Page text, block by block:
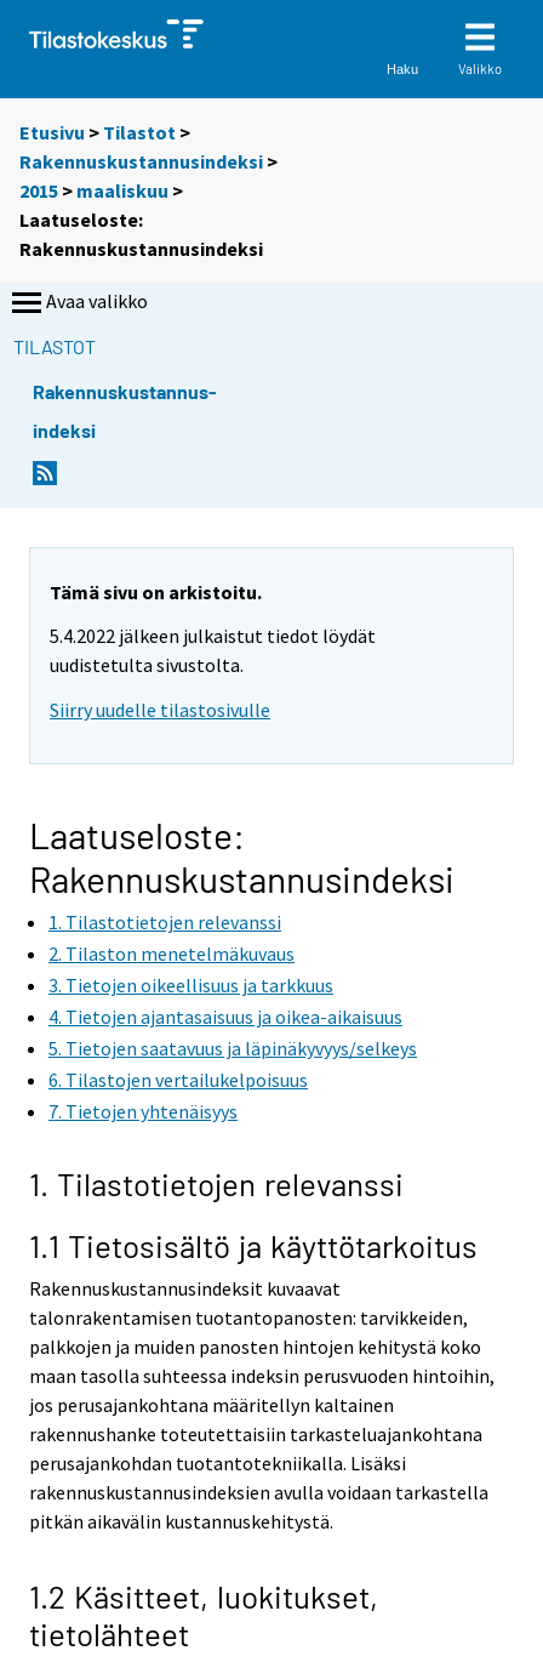
Haku Valikko
Etusivu > Tilastot >
Rakennuskustannusindeksi >
2015 > maaliskuu >
Laatuseloste:
Rakennuskustannusindeksi
Avaa valikko
TILASTOT
Rakennuskustannus-
indeksi
Tämä sivu on arkistoitu.
5.4.2022 jälkeen julkaistut tiedot löydät
uudistetulta sivustolta.
Siirry uudelle tilastosivulle
Laatuseloste:
Rakennuskustannusindeksi
1. Tilastotietojen relevanssi
2. Tilaston menetelmäkuvaus
3. Tietojen oikeellisuus ja tarkkuus
4. Tietojen ajantasaisuus ja oikea-aikaisuus
5. Tietojen saatavuus ja läpinäkyvyys/selkeys
6. Tilastojen vertailukelpoisuus
7. Tietojen yhtenäisyys
1. Tilastotietojen relevanssi
1.1 Tietosisältö ja käyttötarkoitus
Rakennuskustannusindeksit kuvaavat
talonrakentamisen tuotantopanosten: tarvikkeiden,
palkkojen ja muiden panosten hintojen kehitystä koko
maan tasolla suhteessa indeksin perusvuoden hintoihin,
jos perusajankohtana määritellyn kaltainen
rakennushanke toteutettaisiin tarkasteluajankohtana
perusajankohdan tuotantotekniikalla. Lisäksi
rakennuskustannusindeksien avulla voidaan tarkastella
pitkän aikavälin kustannuskehitystä.
1.2 Käsitteet, luokitukset,
tietolähteet